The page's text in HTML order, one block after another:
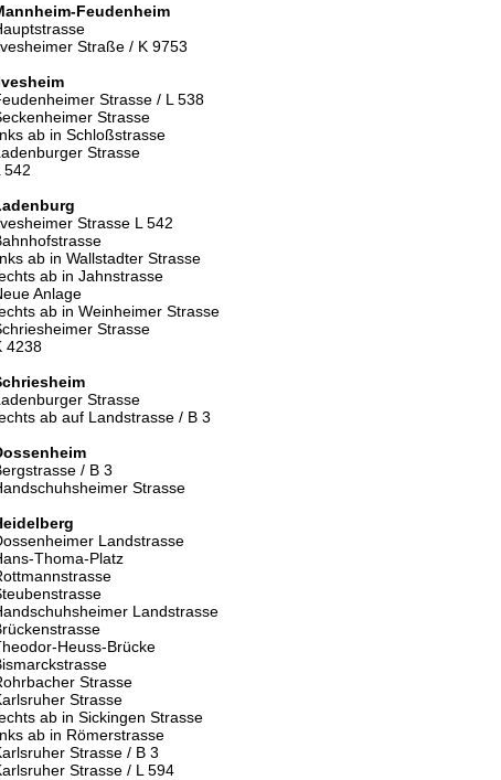
Feudenheim
Straße / K 9753
Strasse / L 538
Strasse
ab in Schloßstrasse
Strasse
542
Strasse L 542
ab in Wallstadter Strasse
ab in Jahnstrasse
Anlage
ab in Weinheimer Strasse
Strasse
4238
Strasse
ab auf Landstrasse / B 3
/ B 3
Strasse
Landstrasse
Thoma-Platz
Landstrasse
Heuss-Brücke
Strasse
Strasse
ab in Sickingen Strasse
ab in Römerstrasse
Strasse / B 3
Strasse / L 594